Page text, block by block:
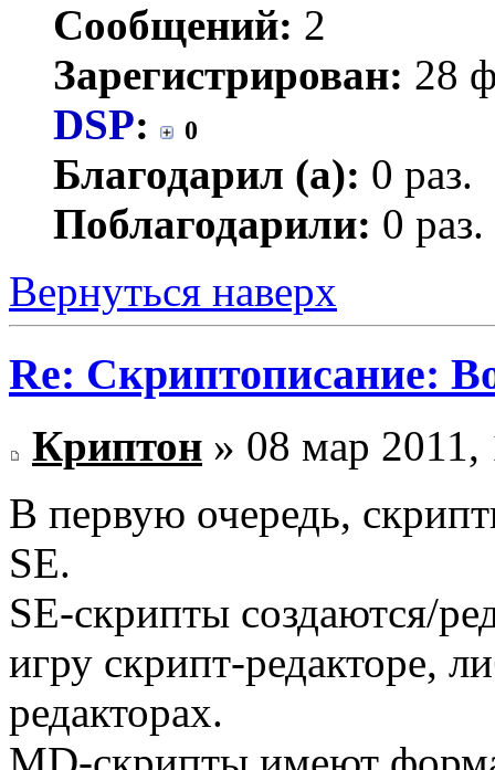
Сообщений: 2
Зарегистрирован: 28
DSP: 0
Благодарил (а): 0 раз.
Поблагодарили: 0 раз.
Вернуться наверх
Re: Скриптописание:
Криптон » 08 мар 2011,
В первую очередь,
SE.
SE-скрипты создаются/
игру скрипт-редакторе,
редакторах.